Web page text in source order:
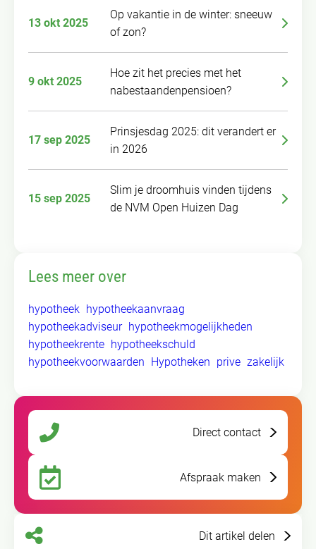
13 okt 2025
Op vakantie in de winter: sneeuw
of zon?
9 okt 2025
Hoe zit het precies met het
nabestaandenpensioen?
17 sep 2025
Prinsjesdag 2025: dit verandert er
in 2026
15 sep 2025
Slim je droomhuis vinden tijdens
de NVM Open Huizen Dag
Lees meer over
hypotheek hypotheekaanvraag
hypotheekadviseur hypotheekmogelijkheden
hypotheekrente hypotheekschuld
hypotheekvoorwaarden Hypotheken prive zakelijk
Direct contact
Afspraak maken
Dit artikel delen